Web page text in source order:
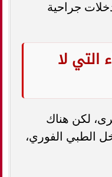
جراحية
التي لا
لكن هناك
الطبي الفوري،